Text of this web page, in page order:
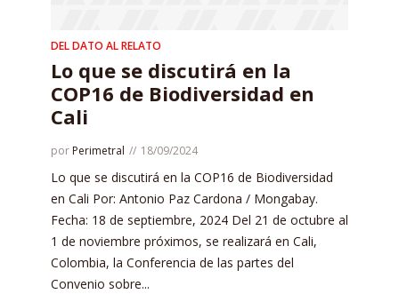
DEL DATO AL RELATO
Lo que se discutirá en la
COP16 de Biodiversidad en
Cali
por Perimetral 18/09/2024
Lo que se discutirá en la COP16 de Biodiversidad
en Cali Por: Antonio Paz Cardona / Mongabay.
Fecha: 18 de septiembre, 2024 Del 21 de octubre al
1 de noviembre próximos, se realizará en Cali,
Colombia, la Conferencia de las partes del
Convenio sobre...